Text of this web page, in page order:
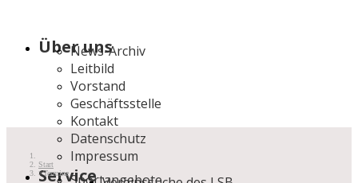
Über uns
News-Archiv
Leitbild
Vorstand
Geschäftsstelle
Kontakt
Datenschutz
Impressum
Service
Start
Termine